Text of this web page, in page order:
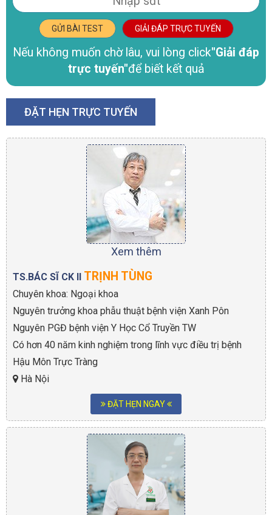
GỬI BÀI TEST GIẢI ĐÁP TRỰC TUYẾN
Nếu không muốn chờ lâu, vui lòng click"Giải đáp
trực tuyến"để biết kết quả
ĐẶT HẸN TRỰC TUYẾN
Xem thêm
TS.BÁC SĨ CK II TRỊNH TÙNG
Chuyên khoa: Ngoại khoa
Nguyên trưởng khoa phẫu thuật bệnh viện Xanh Pôn
Nguyên PGĐ bệnh viện Y Học Cổ Truyền TW
Có hơn 40 năm kinh nghiệm trong lĩnh vực điều trị bệnh
Hậu Môn Trực Tràng
Hà Nội
ĐẶT HẸN NGAY